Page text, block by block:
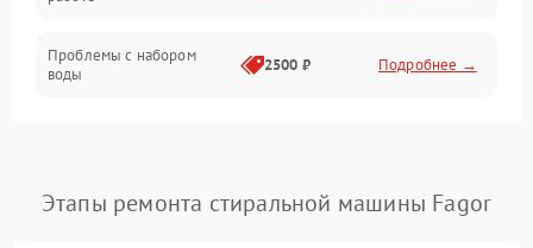
Проблемы с набором
воды
2500 ₽ Подробнее →
Замена платы управления Подробнее →
Этапы ремонта стиральной машины Fagor